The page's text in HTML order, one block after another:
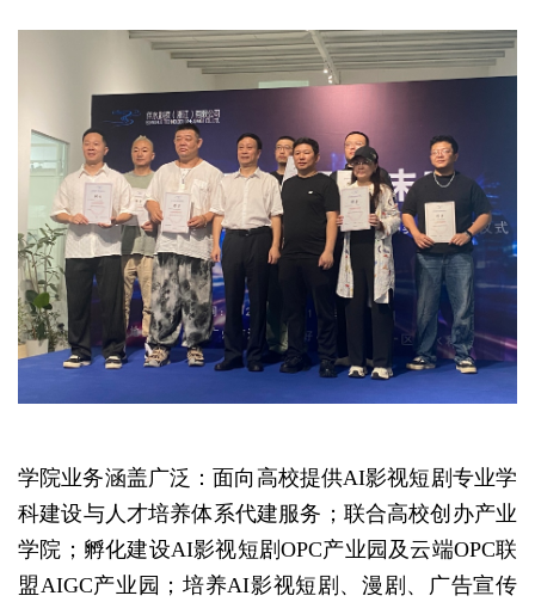
学院业务涵盖广泛：面向高校提供AI影视短剧专业学
科建设与人才培养体系代建服务；联合高校创办产业
学院；孵化建设AI影视短剧OPC产业园及云端OPC联
盟AIGC产业园；培养AI影视短剧、漫剧、广告宣传